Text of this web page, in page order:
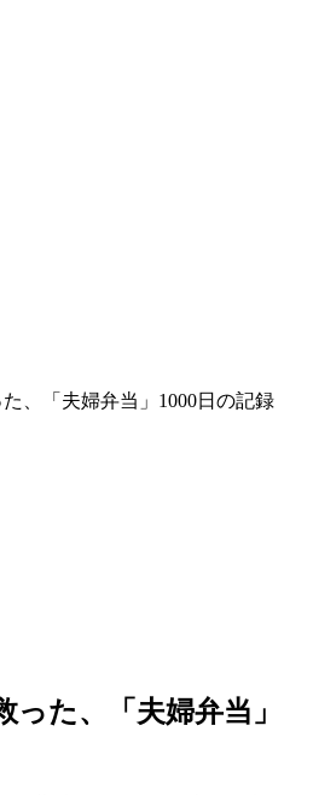
、「夫婦弁当」1000日の記録
た、「夫婦弁当」